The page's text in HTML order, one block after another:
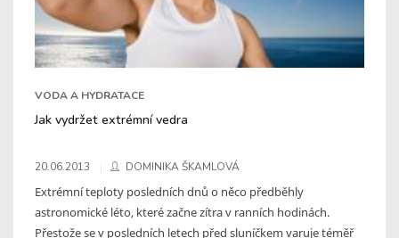
VODA A HYDRATACE
Jak vydržet extrémní vedra
20.06.2013 DOMINIKA ŠKAMLOVÁ
Extrémní teploty posledních dnů o něco předběhly
astronomické léto, které začne zítra v ranních hodinách.
Přestože se v posledních letech před sluníčkem varuje téměř